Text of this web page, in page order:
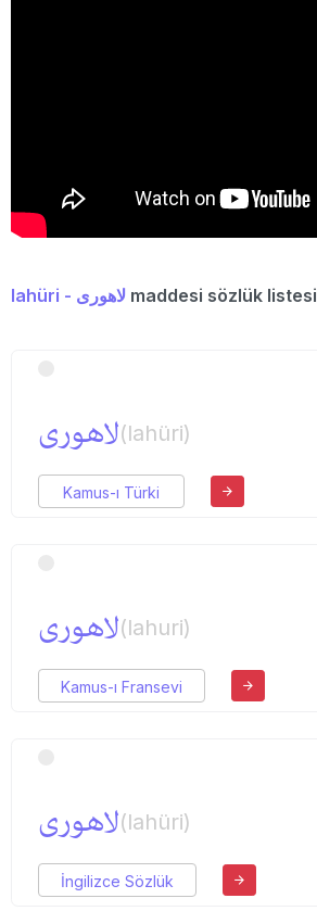
lahüri - لاهوری maddesi sözlük listesi
لاهوری(lahüri)
Kamus-ı Türki
لاهوری(lahuri)
Kamus-ı Fransevi
لاهوری(lahüri)
İngilizce Sözlük